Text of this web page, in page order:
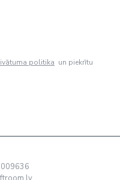
politika un piekrītu